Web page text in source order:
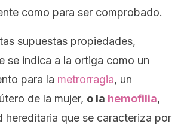
como para ser comprobado.
supuestas propiedades,
se indica a la ortiga como un
para la metrorragia, un
de la mujer, o la hemofilia,
hereditaria que se caracteriza por